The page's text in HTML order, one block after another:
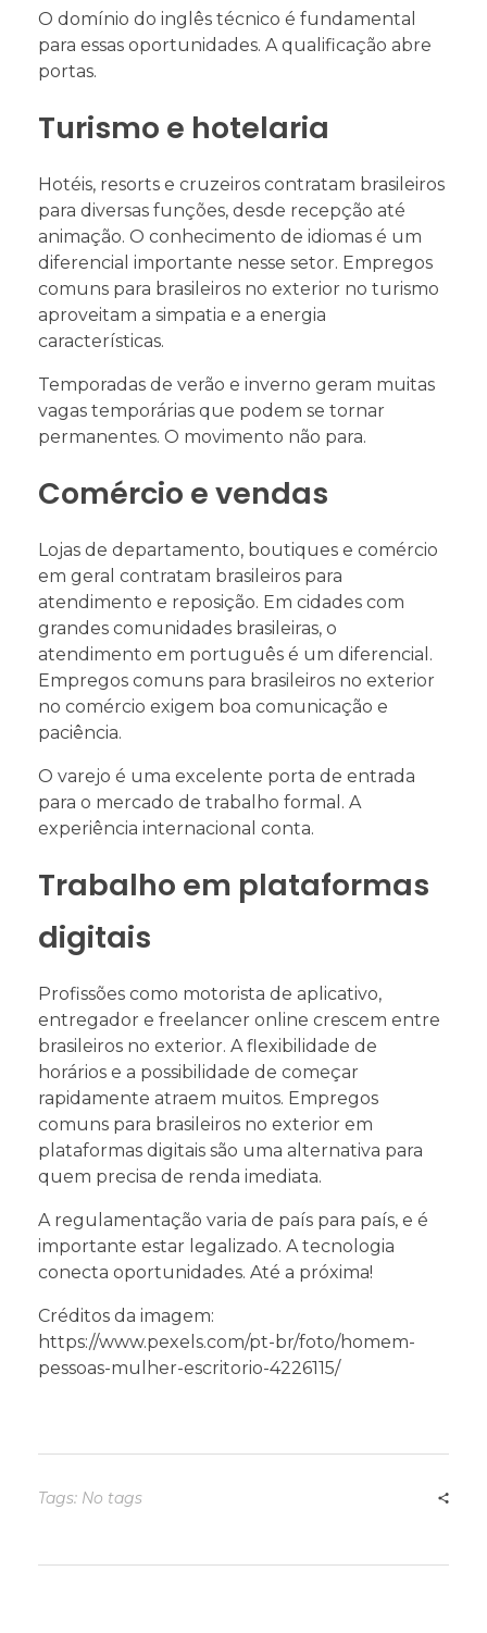
O domínio do inglês técnico é fundamental
para essas oportunidades. A qualificação abre
portas.
Turismo e hotelaria
Hotéis, resorts e cruzeiros contratam brasileiros
para diversas funções, desde recepção até
animação. O conhecimento de idiomas é um
diferencial importante nesse setor. Empregos
comuns para brasileiros no exterior no turismo
aproveitam a simpatia e a energia
características.
Temporadas de verão e inverno geram muitas
vagas temporárias que podem se tornar
permanentes. O movimento não para.
Comércio e vendas
Lojas de departamento, boutiques e comércio
em geral contratam brasileiros para
atendimento e reposição. Em cidades com
grandes comunidades brasileiras, o
atendimento em português é um diferencial.
Empregos comuns para brasileiros no exterior
no comércio exigem boa comunicação e
paciência.
O varejo é uma excelente porta de entrada
para o mercado de trabalho formal. A
experiência internacional conta.
Trabalho em plataformas
digitais
Profissões como motorista de aplicativo,
entregador e freelancer online crescem entre
brasileiros no exterior. A flexibilidade de
horários e a possibilidade de começar
rapidamente atraem muitos. Empregos
comuns para brasileiros no exterior em
plataformas digitais são uma alternativa para
quem precisa de renda imediata.
A regulamentação varia de país para país, e é
importante estar legalizado. A tecnologia
conecta oportunidades. Até a próxima!
Créditos da imagem:
https://www.pexels.com/pt-br/foto/homem-
pessoas-mulher-escritorio-4226115/
Tags: No tags